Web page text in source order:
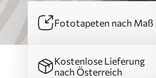
Fototapeten nach Maß
Kostenlose Lieferung
nach Österreich